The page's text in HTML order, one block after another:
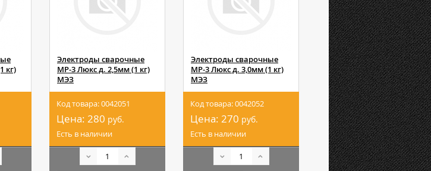
кг)
Электроды сварочные
МР-3 Люкс д. 2,5мм (1 кг)
МЭЗ
Код товара: 0042051
Цена: 280 руб.
Есть в наличии
Электроды сварочные
МР-3 Люкс д. 3,0мм (1 кг)
МЭЗ
Код товара: 0042052
Цена: 270 руб.
Есть в наличии